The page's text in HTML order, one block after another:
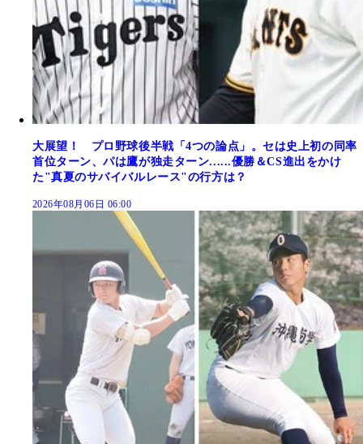
大展望！ プロ野球後半戦「4つの論点」。セは史上初の同率
首位ターン、パは鷹が独走ターン......優勝＆CS進出をかけ
た"真夏のサバイバルレース"の行方は？
2026年08月06日 06:00